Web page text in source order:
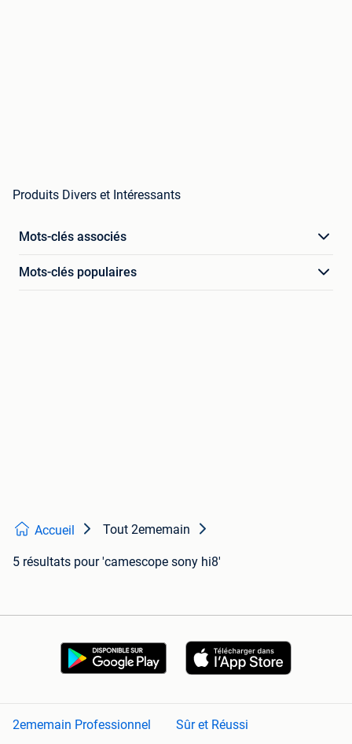
Produits Divers et Intéressants
Mots-clés associés
Mots-clés populaires
Accueil Tout 2ememain
5 résultats pour 'camescope sony hi8'
2ememain Professionnel Sûr et Réussi